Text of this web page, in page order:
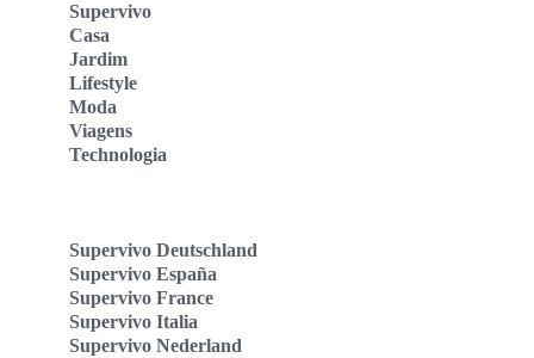
Supervivo
Casa
Jardim
Lifestyle
Moda
Viagens
Technologia
Supervivo Deutschland
Supervivo España
Supervivo France
Supervivo Italia
Supervivo Nederland